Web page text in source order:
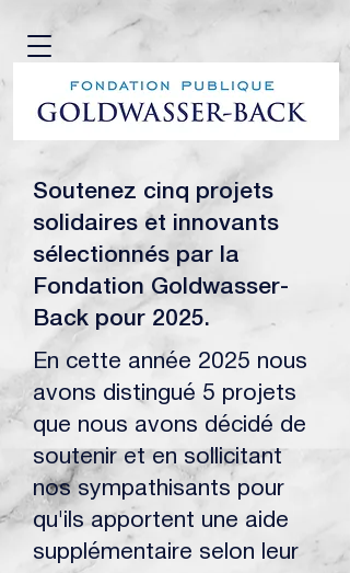
Soutenez cinq projets
solidaires et innovants
sélectionnés par la
Fondation Goldwasser-
Back pour 2025.
En cette année 2025 nous
avons distingué 5 projets
que nous avons décidé de
soutenir et en sollicitant
nos sympathisants pour
qu'ils apportent une aide
supplémentaire selon leur